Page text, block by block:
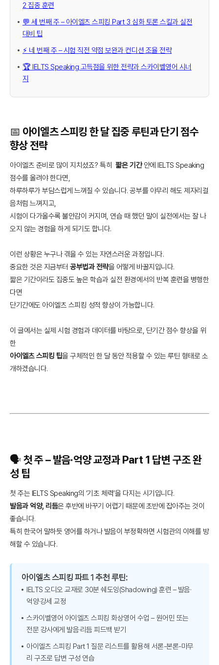
2 집중 훈련
💬 세 번째 주 – 아이엘츠 스피킹 Part 3 심화 토론 스킬과 실전
대비 팁
⚡ 네 번째 주 – 시험 직전 약점 보완과 컨디션 조율 전략
🏆 IELTS Speaking 고득점을 위한 전략과 스카이벨영어 시너
지
📅 아이엘츠 스피킹 한 달 집중 루틴과 단기 점수
향상 전략
아이엘츠 준비로 많이 지치셨죠? 특히짧은 기간안에 IELTS Speaking
점수를 올려야 한다면,
하루하루가 부담스럽게 느껴질 수 있습니다. 공부를 아무리 해도 제자리걸
음처럼 느껴지고,
시험이 다가올수록 불안감이 커지며, 연습 때 했던 말이 실전에서는 잘 나
오지 않는 경험을 하게 되기도 합니다.
이런 상황은 누구나 겪을 수 있는 자연스러운 과정입니다.
중요한 것은 지금부터공부법과 전략을 어떻게 바꿀지입니다.
짧은 기간이라도 집중도 높은 학습과 실전 환경에서의 반복 훈련을 병행한
다면
단기간에도 아이엘츠 스피킹 성적 향상이 가능합니다.
이 글에서는 실제 시험 경험과 데이터를 바탕으로, 단기간 점수 향상을 위
한
아이엘츠 스피킹 팁을 구체적인 한 달 동안 적용할 수 있는 루틴 형태로 소
개하겠습니다.
🗣️ 첫 주 – 발음·억양 교정과 Part 1 답변 구조 완
성 팁
첫 주는 IELTS Speaking의 ‘기초 체력’을 다지는 시기입니다.
발음과 억양, 리듬은 후반에 바꾸기 어렵기 때문에 초반에 잡아주는 것이
좋습니다.
특히 한국어 말하듯 영어를 하거나 발음이 부정확하면 시험관의 이해를 방
해할 수 있습니다.
아이엘츠 스피킹 파트 1 추천 루틴:
IELTS 오디오 교재로 30분 쉐도잉(Shadowing) 훈련 – 발음·
억양·강세 교정
스카이벨영어 아이엘츠 스피킹 화상영어 수업 – 원어민 또는
전문 강사에게 발음·리듬 피드백 받기
아이엘츠 스피킹 Part 1 질문 리스트를 활용해 서론-본론-마무
리 구조로 답변 구성 연습